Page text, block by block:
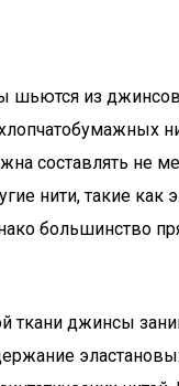
из
составлять не
нити, такие как
большинство
ткани джинсы